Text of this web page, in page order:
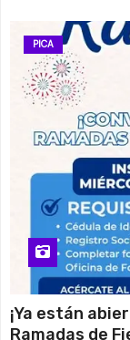
PICA
¡Ya están
Ramadas de